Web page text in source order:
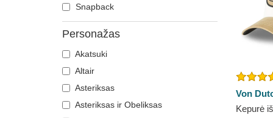
Šrekas
Super Mario Bros.
Boston Bruins
Boston Celtics
Boston Red Sox
Brooklyn Nets
Carolina Panthers
Charlotte Hornets
Chelsea Football Club
Snapback
Personažas
Akatsuki
Altair
Asteriksas
Asteriksas ir Obeliksas
Von
Kepurė